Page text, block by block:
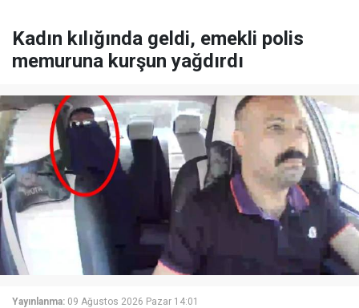
Kadın kılığında geldi, emekli polis
memuruna kurşun yağdırdı
Yayınlanma: 09 Ağustos 2026 Pazar 14:01